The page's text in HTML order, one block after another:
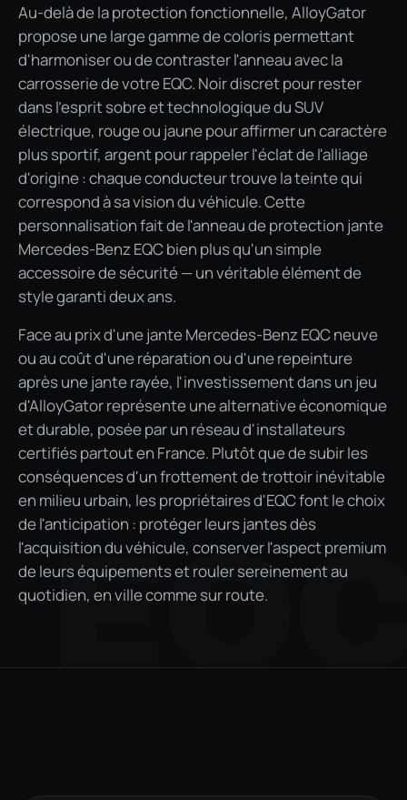
Au-delà de la protection fonctionnelle, AlloyGator
propose une large gamme de coloris permettant
d'harmoniser ou de contraster l'anneau avec la
carrosserie de votre EQC. Noir discret pour rester
dans l'esprit sobre et technologique du SUV
électrique, rouge ou jaune pour affirmer un caractère
plus sportif, argent pour rappeler l'éclat de l'alliage
d'origine : chaque conducteur trouve la teinte qui
correspond à sa vision du véhicule. Cette
personnalisation fait de l'anneau de protection jante
Mercedes-Benz EQC bien plus qu'un simple
accessoire de sécurité — un véritable élément de
style garanti deux ans.
Face au prix d'une jante Mercedes-Benz EQC neuve
ou au coût d'une réparation ou d'une repeinture
après une jante rayée, l'investissement dans un jeu
d'AlloyGator représente une alternative économique
et durable, posée par un réseau d'installateurs
certifiés partout en France. Plutôt que de subir les
conséquences d'un frottement de trottoir inévitable
en milieu urbain, les propriétaires d'EQC font le choix
de l'anticipation : protéger leurs jantes dès
l'acquisition du véhicule, conserver l'aspect premium
de leurs équipements et rouler sereinement au
quotidien, en ville comme sur route.